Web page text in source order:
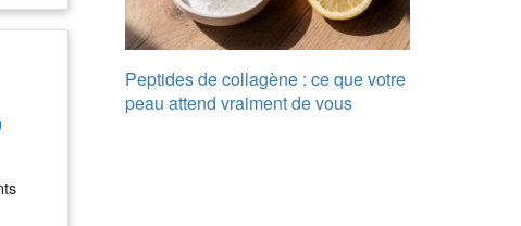
Peptides de collagène : ce que votre
peau attend vraiment de vous